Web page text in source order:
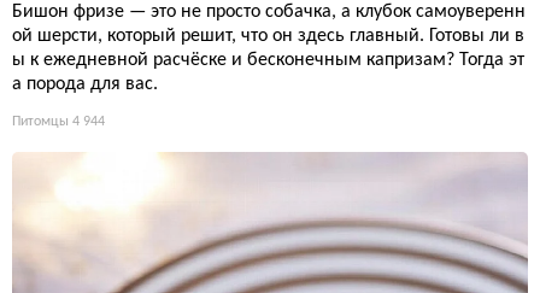
Бишон фризе — это не просто собачка, а клубок самоуверенн
ой шерсти, который решит, что он здесь главный. Готовы ли в
ы к ежедневной расчёске и бесконечным капризам? Тогда эт
а порода для вас.
Питомцы 4 944